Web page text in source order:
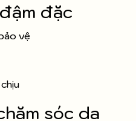
đặc
vệ
sóc da